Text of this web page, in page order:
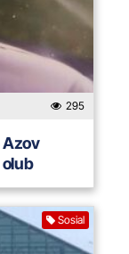
295
Azov
Sosial